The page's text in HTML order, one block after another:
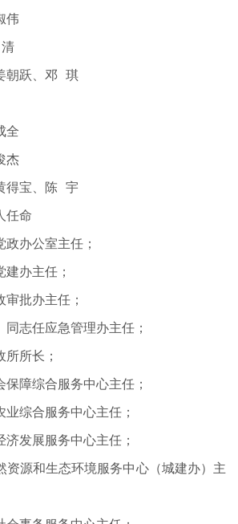
伟
跃、邓 琪
全
杰
宝、陈 宇
命
办公室主任；
办主任；
批办主任；
志任应急管理办主任；
所长；
障综合服务中心主任；
综合服务中心主任；
发展服务中心主任；
源和生态环境服务中心（城建办）主